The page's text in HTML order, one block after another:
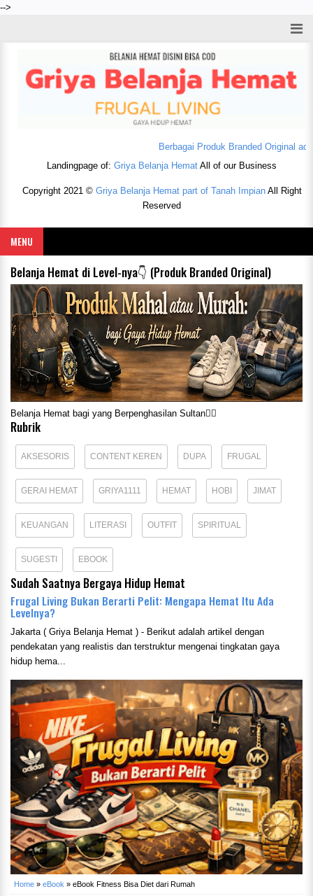
-->
Berbagai Produk Branded Original ada
Landingpage of: Griya Belanja Hemat All of our Business
Copyright 2021 © Griya Belanja Hemat part of Tanah ImpianAll Right
Reserved
MENU
Belanja Hemat di Level-nya👇 (Produk Branded Original)
Belanja Hemat bagi yang Berpenghasilan Sultan☝🏼
Rubrik
AKSESORIS CONTENT KEREN DUPA FRUGAL
GERAI HEMAT GRIYA1111 HEMAT HOBI JIMAT
KEUANGAN LITERASI OUTFIT SPIRITUAL
SUGESTI EBOOK
Sudah Saatnya Bergaya Hidup Hemat
Frugal Living Bukan Berarti Pelit: Mengapa Hemat Itu Ada
Levelnya?
Jakarta ( Griya Belanja Hemat ) - Berikut adalah artikel dengan
pendekatan yang realistis dan terstruktur mengenai tingkatan gaya
hidup hema...
Home » eBook » eBook Fitness Bisa Diet dari Rumah